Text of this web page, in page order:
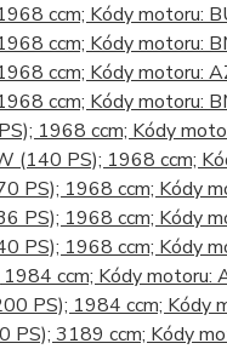
ccm; Kódy motoru:
ccm; Kódy motoru:
ccm; Kódy motoru:
ccm; Kódy motoru:
1968 ccm; Kódy
PS); 1968 ccm;
1968 ccm; Kódy
PS); 1968 ccm; Kódy
PS); 1968 ccm; Kódy
ccm; Kódy motoru:
PS); 1984 ccm; Kódy
3189 ccm; Kódy